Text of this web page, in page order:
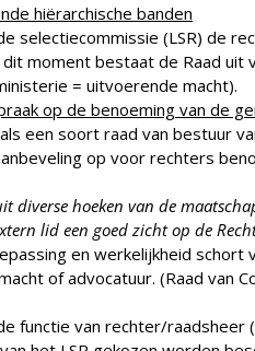
hiërarchische banden
selectiecommissie (LSR) de
moment bestaat de Raad
= uitvoerende macht).
op de benoeming van de
een soort raad van bestuur
op voor rechters
diverse hoeken van de
lid een goed zicht op de
en werkelijkheid
of advocatuur. (Raad van
functie van rechter/